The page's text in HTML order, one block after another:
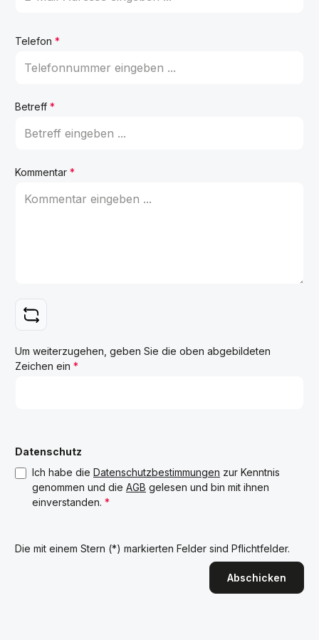
Telefon *
Betreff *
Kommentar *
Um weiterzugehen, geben Sie die oben abgebildeten
Zeichen ein *
Datenschutz
Ich habe die Datenschutzbestimmungen zur Kenntnis
genommen und die AGB gelesen und bin mit ihnen
einverstanden. *
Die mit einem Stern (*) markierten Felder sind Pflichtfelder.
Abschicken